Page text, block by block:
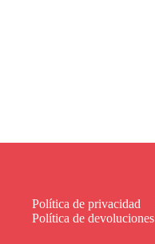
Política de privacidad
Política de devoluciones